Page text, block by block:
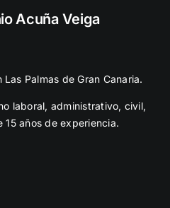
Acuña Veiga
Palmas de Gran Canaria.
laboral, administrativo, civil,
años de experiencia.